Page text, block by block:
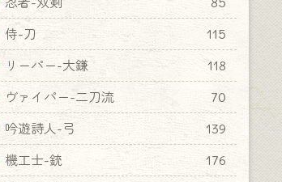
侍-刀
115
リーパー-大鎌
118
ヴァイパー-二刀流
70
吟遊詩人-弓
139
機工士-銃
176